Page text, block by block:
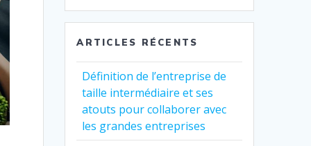
ARTICLES RÉCENTS
Définition de l’entreprise de
taille intermédiaire et ses
atouts pour collaborer avec
les grandes entreprises